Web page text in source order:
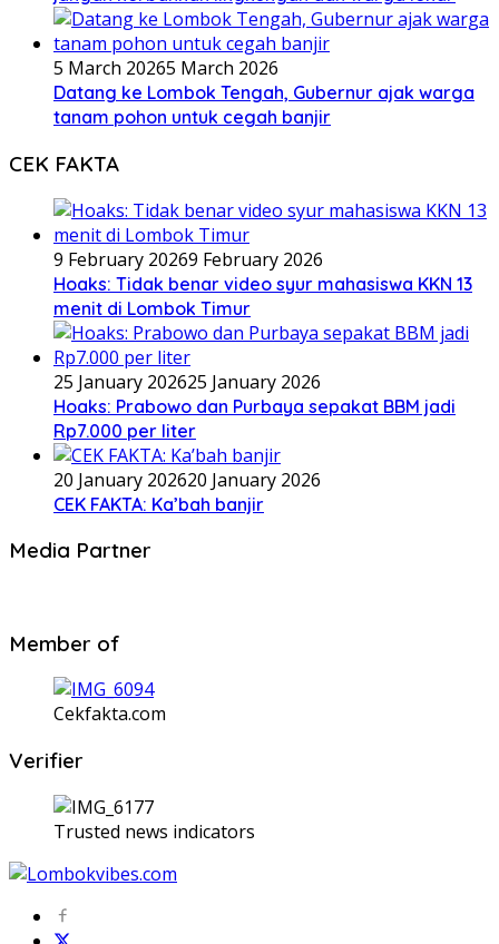
5 March 20265 March 2026
Datang ke Lombok Tengah, Gubernur ajak warga
tanam pohon untuk cegah banjir
CEK FAKTA
9 February 20269 February 2026
Hoaks: Tidak benar video syur mahasiswa KKN 13
menit di Lombok Timur
25 January 202625 January 2026
Hoaks: Prabowo dan Purbaya sepakat BBM jadi
Rp7.000 per liter
20 January 202620 January 2026
CEK FAKTA: Ka’bah banjir
Media Partner
Member of
Cekfakta.com
Verifier
Trusted news indicators